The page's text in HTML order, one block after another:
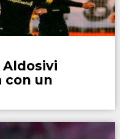
Aldosivi
con un